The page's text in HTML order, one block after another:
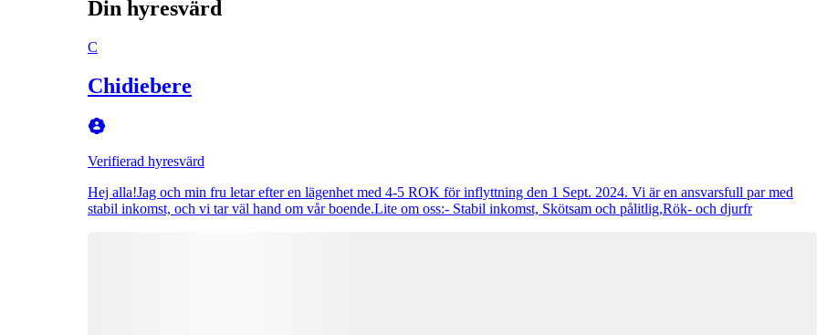
Din hyresvärd
C
Chidiebere
Verifierad hyresvärd
Hej alla!Jag och min fru letar efter en lägenhet med 4-5 ROK för inflyttning den 1 Sept. 2024. Vi är en ansvarsfull par med
stabil inkomst, och vi tar väl hand om vår boende.Lite om oss:- Stabil inkomst, Skötsam och pålitlig,Rök- och djurfr